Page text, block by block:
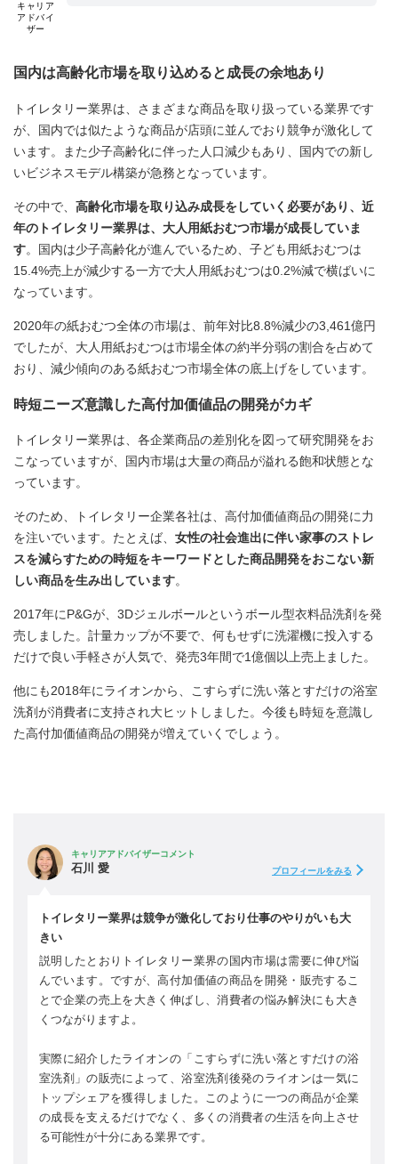
キャリア
アドバイ
ザー
国内は高齢化市場を取り込めると成長の余地あり
トイレタリー業界は、さまざまな商品を取り扱っている業界です
が、国内では似たような商品が店頭に並んでおり競争が激化して
います。また少子高齢化に伴った人口減少もあり、国内での新し
いビジネスモデル構築が急務となっています。
その中で、 高齢化市場を取り込み成長をしていく必要があり、近
年のトイレタリー業界は、大人用紙おむつ市場が成長していま
す。国内は少子高齢化が進んでいるため、子ども用紙おむつは
15.4%売上が減少する一方で大人用紙おむつは0.2%減で横ばいに
なっています。
2020年の紙おむつ全体の市場は、前年対比8.8%減少の3,461億円
でしたが、大人用紙おむつは市場全体の約半分弱の割合を占めて
おり、減少傾向のある紙おむつ市場全体の底上げをしています。
時短ニーズ意識した高付加価値品の開発がカギ
トイレタリー業界は、各企業商品の差別化を図って研究開発をお
こなっていますが、国内市場は大量の商品が溢れる飽和状態とな
っています。
そのため、トイレタリー企業各社は、高付加価値商品の開発に力
を注いでいます。たとえば、 女性の社会進出に伴い家事のストレ
スを減らすための時短をキーワードとした商品開発をおこない新
しい商品を生み出しています。
2017年にP&Gが、3Dジェルボールというボール型衣料品洗剤を発
売しました。計量カップが不要で、何もせずに洗濯機に投入する
だけで良い手軽さが人気で、発売3年間で1億個以上売上ました。
他にも2018年にライオンから、こすらずに洗い落とすだけの浴室
洗剤が消費者に支持され大ヒットしました。今後も時短を意識し
た高付加価値商品の開発が増えていくでしょう。
キャリアアドバイザーコメント
石川 愛 プロフィールをみる
トイレタリー業界は競争が激化しており仕事のやりがいも大
きい
説明したとおりトイレタリー業界の国内市場は需要に伸び悩
んでいます。ですが、高付加価値の商品を開発・販売するこ
とで企業の売上を大きく伸ばし、消費者の悩み解決にも大き
くつながりますよ。
実際に紹介したライオンの「こすらずに洗い落とすだけの浴
室洗剤」の販売によって、浴室洗剤後発のライオンは一気に
トップシェアを獲得しました。このように一つの商品が企業
の成長を支えるだけでなく、多くの消費者の生活を向上させ
る可能性が十分にある業界です。